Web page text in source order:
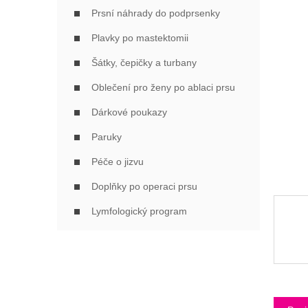
Prsní náhrady do podprsenky
Plavky po mastektomii
Šátky, čepičky a turbany
Oblečení pro ženy po ablaci prsu
Dárkové poukazy
Paruky
Péče o jizvu
Doplňky po operaci prsu
Lymfologický program